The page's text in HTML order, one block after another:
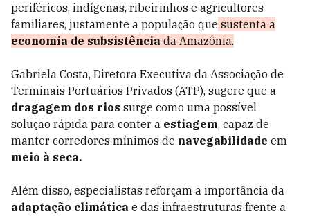
periféricos, indígenas, ribeirinhos e agricultores
familiares, justamente a população que sustenta a
economia de subsistência da Amazônia.
Gabriela Costa, Diretora Executiva da Associação de
Terminais Portuários Privados (ATP), sugere que a
dragagem dos rios surge como uma possível
solução rápida para conter a estiagem, capaz de
manter corredores mínimos de navegabilidade em
meio à seca.
Além disso, especialistas reforçam a importância da
adaptação climática e das infraestruturas frente a